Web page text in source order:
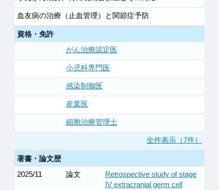
血友病の治療（止血管理）と関節症予防
資格・免許
がん治療認定医
小児科専門医
感染制御医
産業医
細胞治療管理士
全件表示（7件）
著書・論文歴
2025/11
論文
Retrospective study of stage
IV extracranial germ cell